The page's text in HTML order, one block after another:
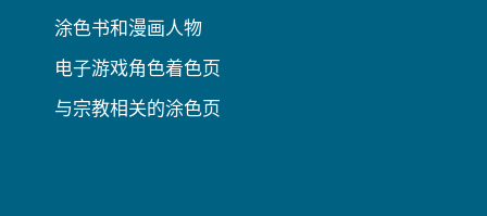
涂色书和漫画人物
电子游戏角色着色页
与宗教相关的涂色页